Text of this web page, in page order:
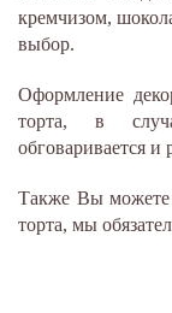
кремчизом,
выбор.
Оформление
торта, в
обговаривается и
Также Вы можете
торта, мы